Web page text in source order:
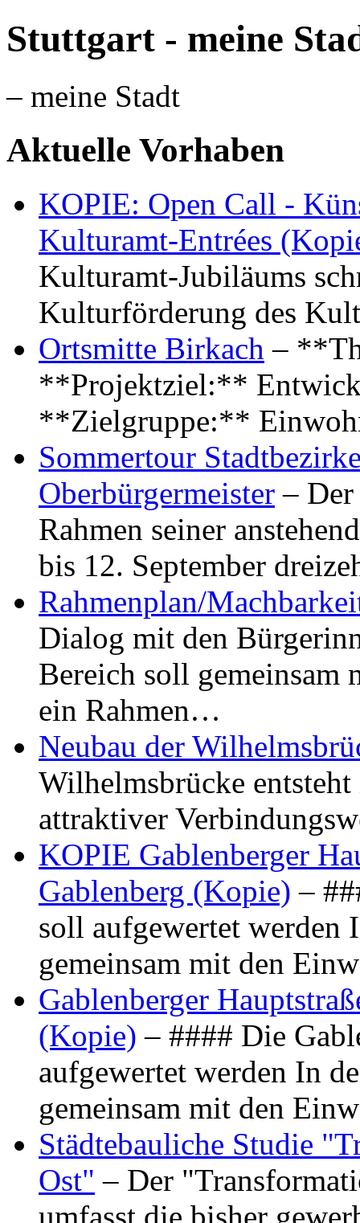
Stuttgart - meine
– meine Stadt
Aktuelle Vorhaben
KOPIE: Open Call -
Kulturamt-Entrées
Kulturamt-Jubiläums
Kulturförderung des
Ortsmitte Birkach –
**Projektziel:**
**Zielgruppe:**
Sommertour
Oberbürgermeister –
Rahmen seiner
bis 12. September
Rahmenplan/
Dialog mit den
Bereich soll gemeinsam
ein Rahmen…
Neubau der
Wilhelmsbrücke
attraktiver
KOPIE Gablenberger
Gablenberg (Kopie) –
soll aufgewertet werden
gemeinsam mit den
Gablenberger
(Kopie) – #### Die
aufgewertet werden In
gemeinsam mit den
Städtebauliche Studie
Ost" – Der
umfasst die bisher